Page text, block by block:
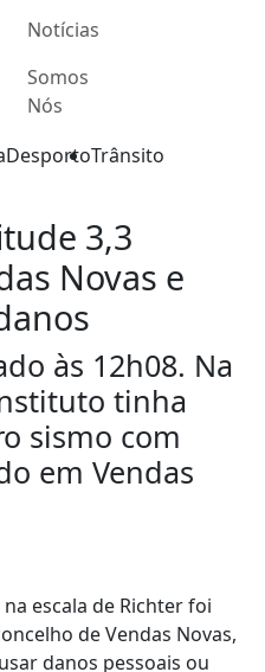
Notícias
Somos
Nós
DesportoTrânsito
3,3
Novas e
às 12h08. Na
tinha
sismo com
em Vendas
escala de Richter foi
de Vendas Novas,
danos pessoais ou